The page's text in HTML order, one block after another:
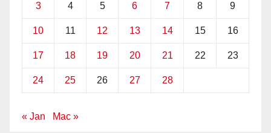
3 4 5 6 7 8 9
10 11 12 13 14 15 16
17 18 19 20 21 22 23
24 25 26 27 28
« Jan Mac »